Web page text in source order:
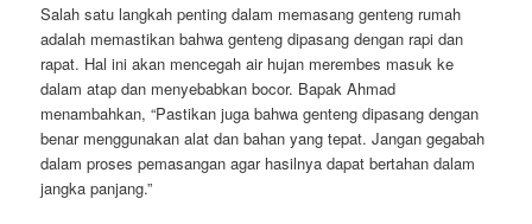
Salah satu langkah penting dalam memasang genteng rumah
adalah memastikan bahwa genteng dipasang dengan rapi dan
rapat. Hal ini akan mencegah air hujan merembes masuk ke
dalam atap dan menyebabkan bocor. Bapak Ahmad
menambahkan, “Pastikan juga bahwa genteng dipasang dengan
benar menggunakan alat dan bahan yang tepat. Jangan gegabah
dalam proses pemasangan agar hasilnya dapat bertahan dalam
jangka panjang.”